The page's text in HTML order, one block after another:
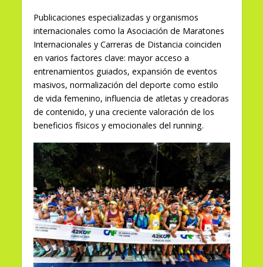
Publicaciones especializadas y organismos
internacionales como la Asociación de Maratones
Internacionales y Carreras de Distancia coinciden
en varios factores clave: mayor acceso a
entrenamientos guiados, expansión de eventos
masivos, normalización del deporte como estilo
de vida femenino, influencia de atletas y creadoras
de contenido, y una creciente valoración de los
beneficios físicos y emocionales del running.